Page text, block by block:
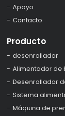
Apoyo
Contacto
Producto
desenrollador
Alimentador de
Desenrollador
Sistema
Máquina de